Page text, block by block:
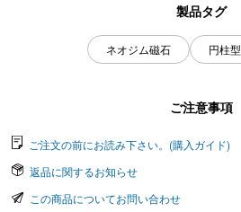
製品タグ
ネオジム磁石 円柱型
ご注意事項
ご注文の前にお読み下さい。(購入ガイド)
返品に関するお知らせ
この商品についてお問い合わせ